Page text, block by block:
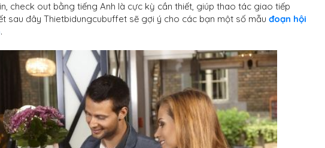
check out bằng tiếng Anh là cực kỳ cần thiết, giúp thao tác giao tiếp
sau đây Thietbidungcubuffet sẽ gợi ý cho các bạn một số mẫu đoạn hội
.